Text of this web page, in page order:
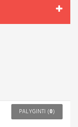
PALYGINTI (0)